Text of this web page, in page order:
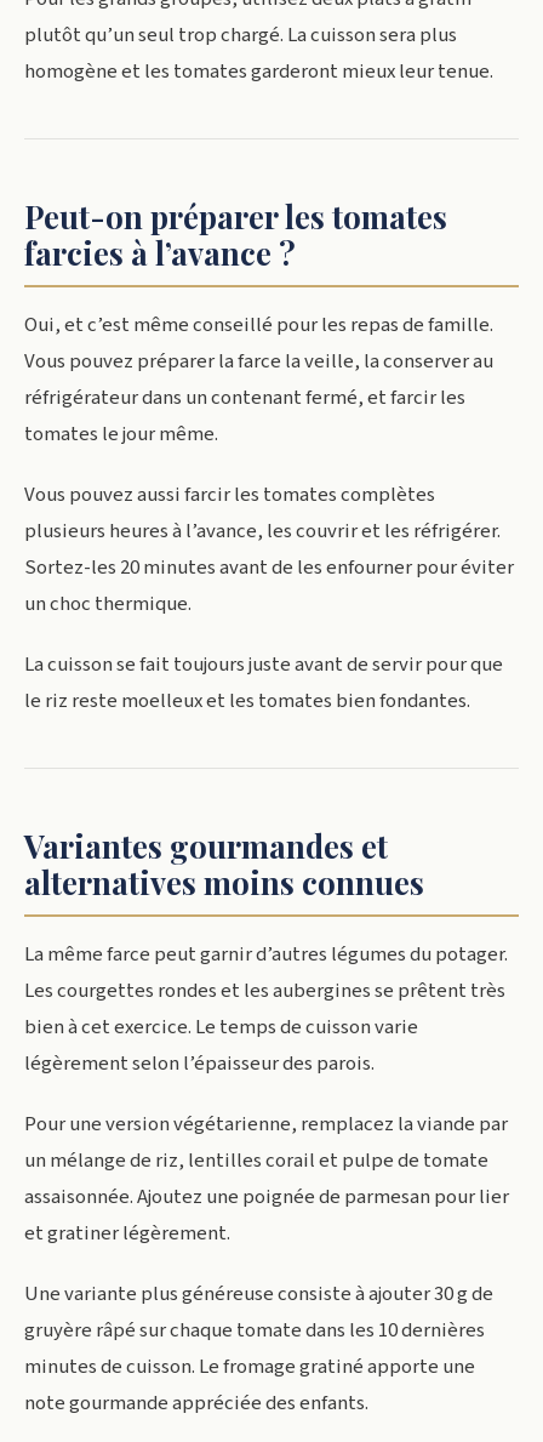
plutôt qu’un seul trop chargé. La cuisson sera plus
homogène et les tomates garderont mieux leur tenue.
Peut-on préparer les tomates
farcies à l’avance ?
Oui, et c’est même conseillé pour les repas de famille.
Vous pouvez préparer la farce la veille, la conserver au
réfrigérateur dans un contenant fermé, et farcir les
tomates le jour même.
Vous pouvez aussi farcir les tomates complètes
plusieurs heures à l’avance, les couvrir et les réfrigérer.
Sortez-les 20 minutes avant de les enfourner pour éviter
un choc thermique.
La cuisson se fait toujours juste avant de servir pour que
le riz reste moelleux et les tomates bien fondantes.
Variantes gourmandes et
alternatives moins connues
La même farce peut garnir d’autres légumes du potager.
Les courgettes rondes et les aubergines se prêtent très
bien à cet exercice. Le temps de cuisson varie
légèrement selon l’épaisseur des parois.
Pour une version végétarienne, remplacez la viande par
un mélange de riz, lentilles corail et pulpe de tomate
assaisonnée. Ajoutez une poignée de parmesan pour lier
et gratiner légèrement.
Une variante plus généreuse consiste à ajouter 30 g de
gruyère râpé sur chaque tomate dans les 10 dernières
minutes de cuisson. Le fromage gratiné apporte une
note gourmande appréciée des enfants.